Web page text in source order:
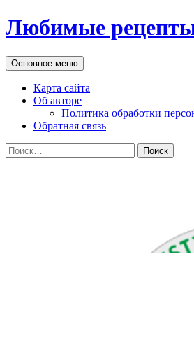
Перейти
к
Любимые
Поиск
Основное меню
Карта сайта
Об авторе
Политика обработки
Обратная связь
Найти: